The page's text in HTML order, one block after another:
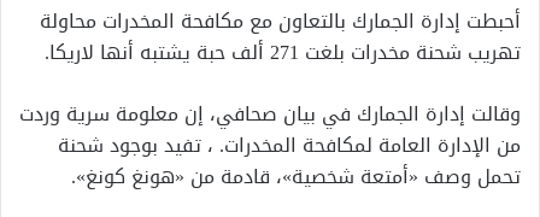
أحبطت إدارة الجمارك بالتعاون مع مكافحة المخدرات محاولة
تهريب شحنة مخدرات بلغت 271 ألف حبة يشتبه أنها لاريكا.
وقالت إدارة الجمارك في بيان صحافي، إن معلومة سرية وردت
من الإدارة العامة لمكافحة المخدرات. ، تفيد بوجود شحنة
تحمل وصف «أمتعة شخصية»، قادمة من «هونغ كونغ».